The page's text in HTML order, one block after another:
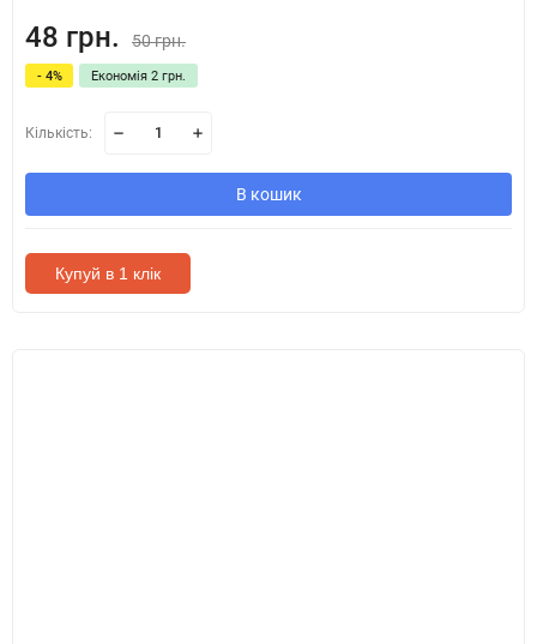
48 грн. 50 грн.
- 4% Економія 2 грн.
Кількість:
В кошик
Купуй в 1 клік